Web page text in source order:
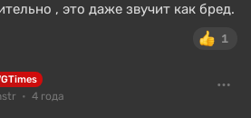
, это даже звучит как бред.
1
4 года